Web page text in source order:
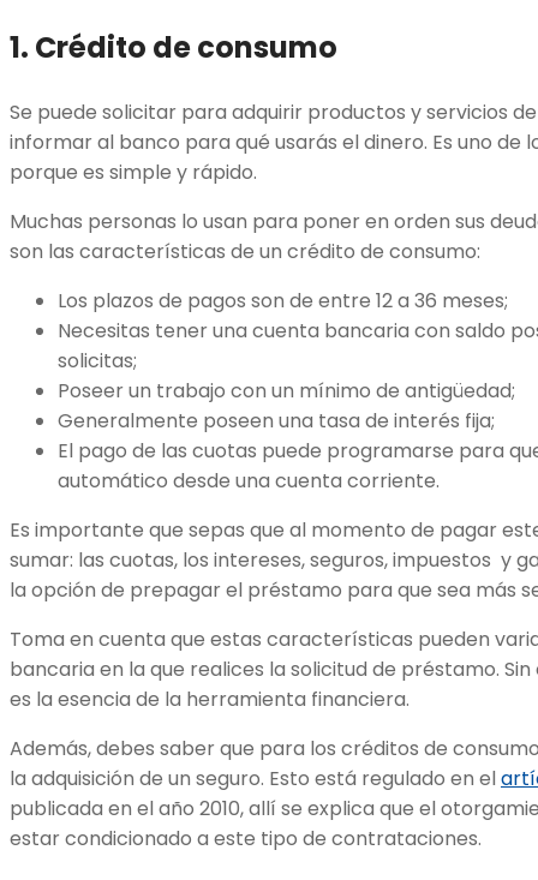
1. Crédito de consumo
Se puede solicitar para adquirir productos y servicios
informar al banco para qué usarás el dinero. Es uno de
porque es simple y rápido.
Muchas personas lo usan para poner en orden sus
son las características de un crédito de consumo:
Los plazos de pagos son de entre 12 a 36 meses;
Necesitas tener una cuenta bancaria con saldo
solicitas;
Poseer un trabajo con un mínimo de antigüedad;
Generalmente poseen una tasa de interés fija;
El pago de las cuotas puede programarse para
automático desde una cuenta corriente.
Es importante que sepas que al momento de pagar
sumar: las cuotas, los intereses, seguros, impuestos y
la opción de prepagar el préstamo para que sea más
Toma en cuenta que estas características pueden
bancaria en la que realices la solicitud de préstamo.
es la esencia de la herramienta financiera.
Además, debes saber que para los créditos de
la adquisición de un seguro. Esto está regulado en el
publicada en el año 2010, allí se explica que el
estar condicionado a este tipo de contrataciones.